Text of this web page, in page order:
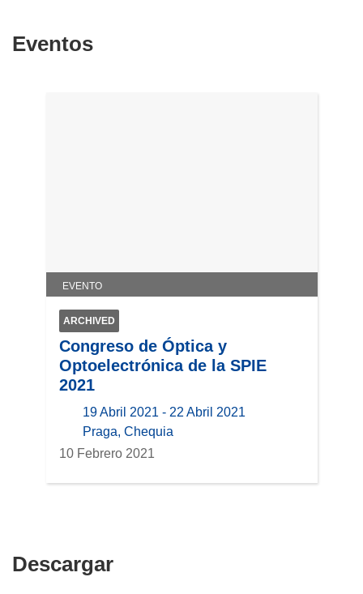
Eventos
EVENTO
ARCHIVED
Congreso de Óptica y
Optoelectrónica de la SPIE
2021
19 Abril 2021 - 22 Abril 2021
locationPraga, Chequia
10 Febrero 2021
DescargarDescargar